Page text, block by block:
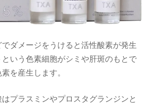
でダメージをうけると活性酸素が発生
という色素細胞がシミや肝斑のもとで
を産生します。
はプラスミンやプロスタグランジンと